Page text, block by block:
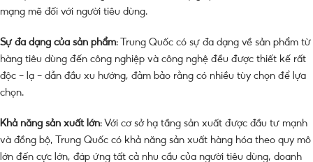
mạng mẽ đối với người tiêu dùng.
Sự đa dạng của sản phẩm: Trung Quốc có sự đa dạng về sản phẩm từ
hàng tiêu dùng đến công nghiệp và công nghệ đều được thiết kế rất
độc – lạ – dẫn đầu xu hướng, đảm bảo rằng có nhiều tùy chọn để lựa
chọn.
Khả năng sản xuất lớn: Với cơ sở hạ tầng sản xuất được đầu tư mạnh
và đồng bộ, Trung Quốc có khả năng sản xuất hàng hóa theo quy mô
lớn đến cực lớn, đáp ứng tất cả nhu cầu của người tiêu dùng, doanh